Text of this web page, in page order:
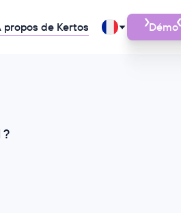
propos de Kertos Démo
?